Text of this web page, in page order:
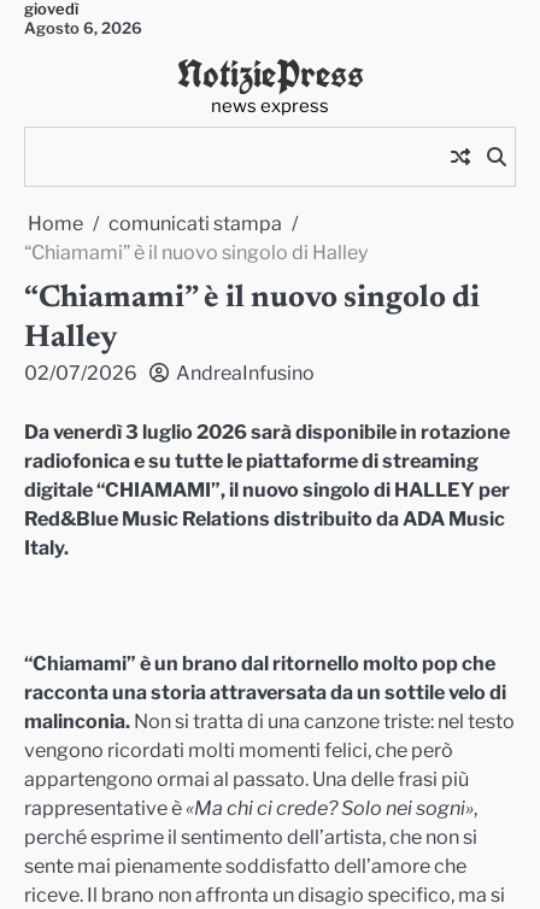
Skipgiovedì
Agosto 6, 2026
NotiziePress
news express
Home
comunicati stampa
“Chiamami” è il nuovo singolo di Halley
“Chiamami” è il nuovo singolo di
Halley
02/07/2026 AndreaInfusino
Da venerdì 3 luglio 2026 sarà disponibile in rotazione
radiofonica e su tutte le piattaforme di streaming
digitale “CHIAMAMI”, il nuovo singolo di HALLEY per
Red&Blue Music Relations distribuito da ADA Music
Italy.
“Chiamami” è un brano dal ritornello molto pop che
racconta una storia attraversata da un sottile velo di
malinconia. Non si tratta di una canzone triste: nel testo
vengono ricordati molti momenti felici, che però
appartengono ormai al passato. Una delle frasi più
rappresentative è«Ma chi ci crede? Solo nei sogni»,
perché esprime il sentimento dell’artista, che non si
sente mai pienamente soddisfatto dell’amore che
riceve. Il brano non affronta un disagio specifico, ma si